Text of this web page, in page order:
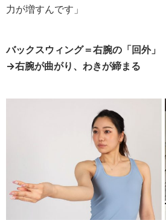
力が増すんです」
バックスウィング＝右腕の「回外」
→右腕が曲がり、わきが締まる